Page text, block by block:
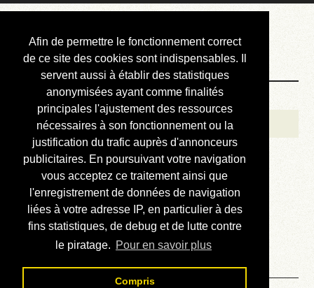
Afin de permettre le fonctionnement correct
de ce site des cookies sont indispensables. Il
servent aussi à établir des statistiques
anonymisées ayant comme finalités
principales l'ajustement des ressources
nécessaires à son fonctionnement ou la
justification du trafic auprès d'annonceurs
publicitaires. En poursuivant votre navigation
vous acceptez ce traitement ainsi que
l'enregistrement de données de navigation
liées à votre adresse IP, en particulier à des
fins statistiques, de debug et de lutte contre
le piratage. Pour en savoir plus
Compris
Courbis, « LE »
Blog Officiel
Bienvenue
Réalisations
Divers (et d’été)
Annonces
Liens externes
Téléchargement
Contact